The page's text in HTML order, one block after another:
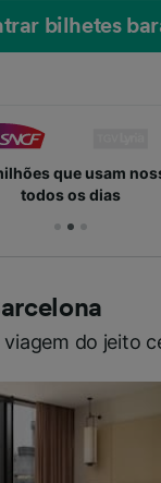
bilhetes
que usam
todos os dias
do jeito